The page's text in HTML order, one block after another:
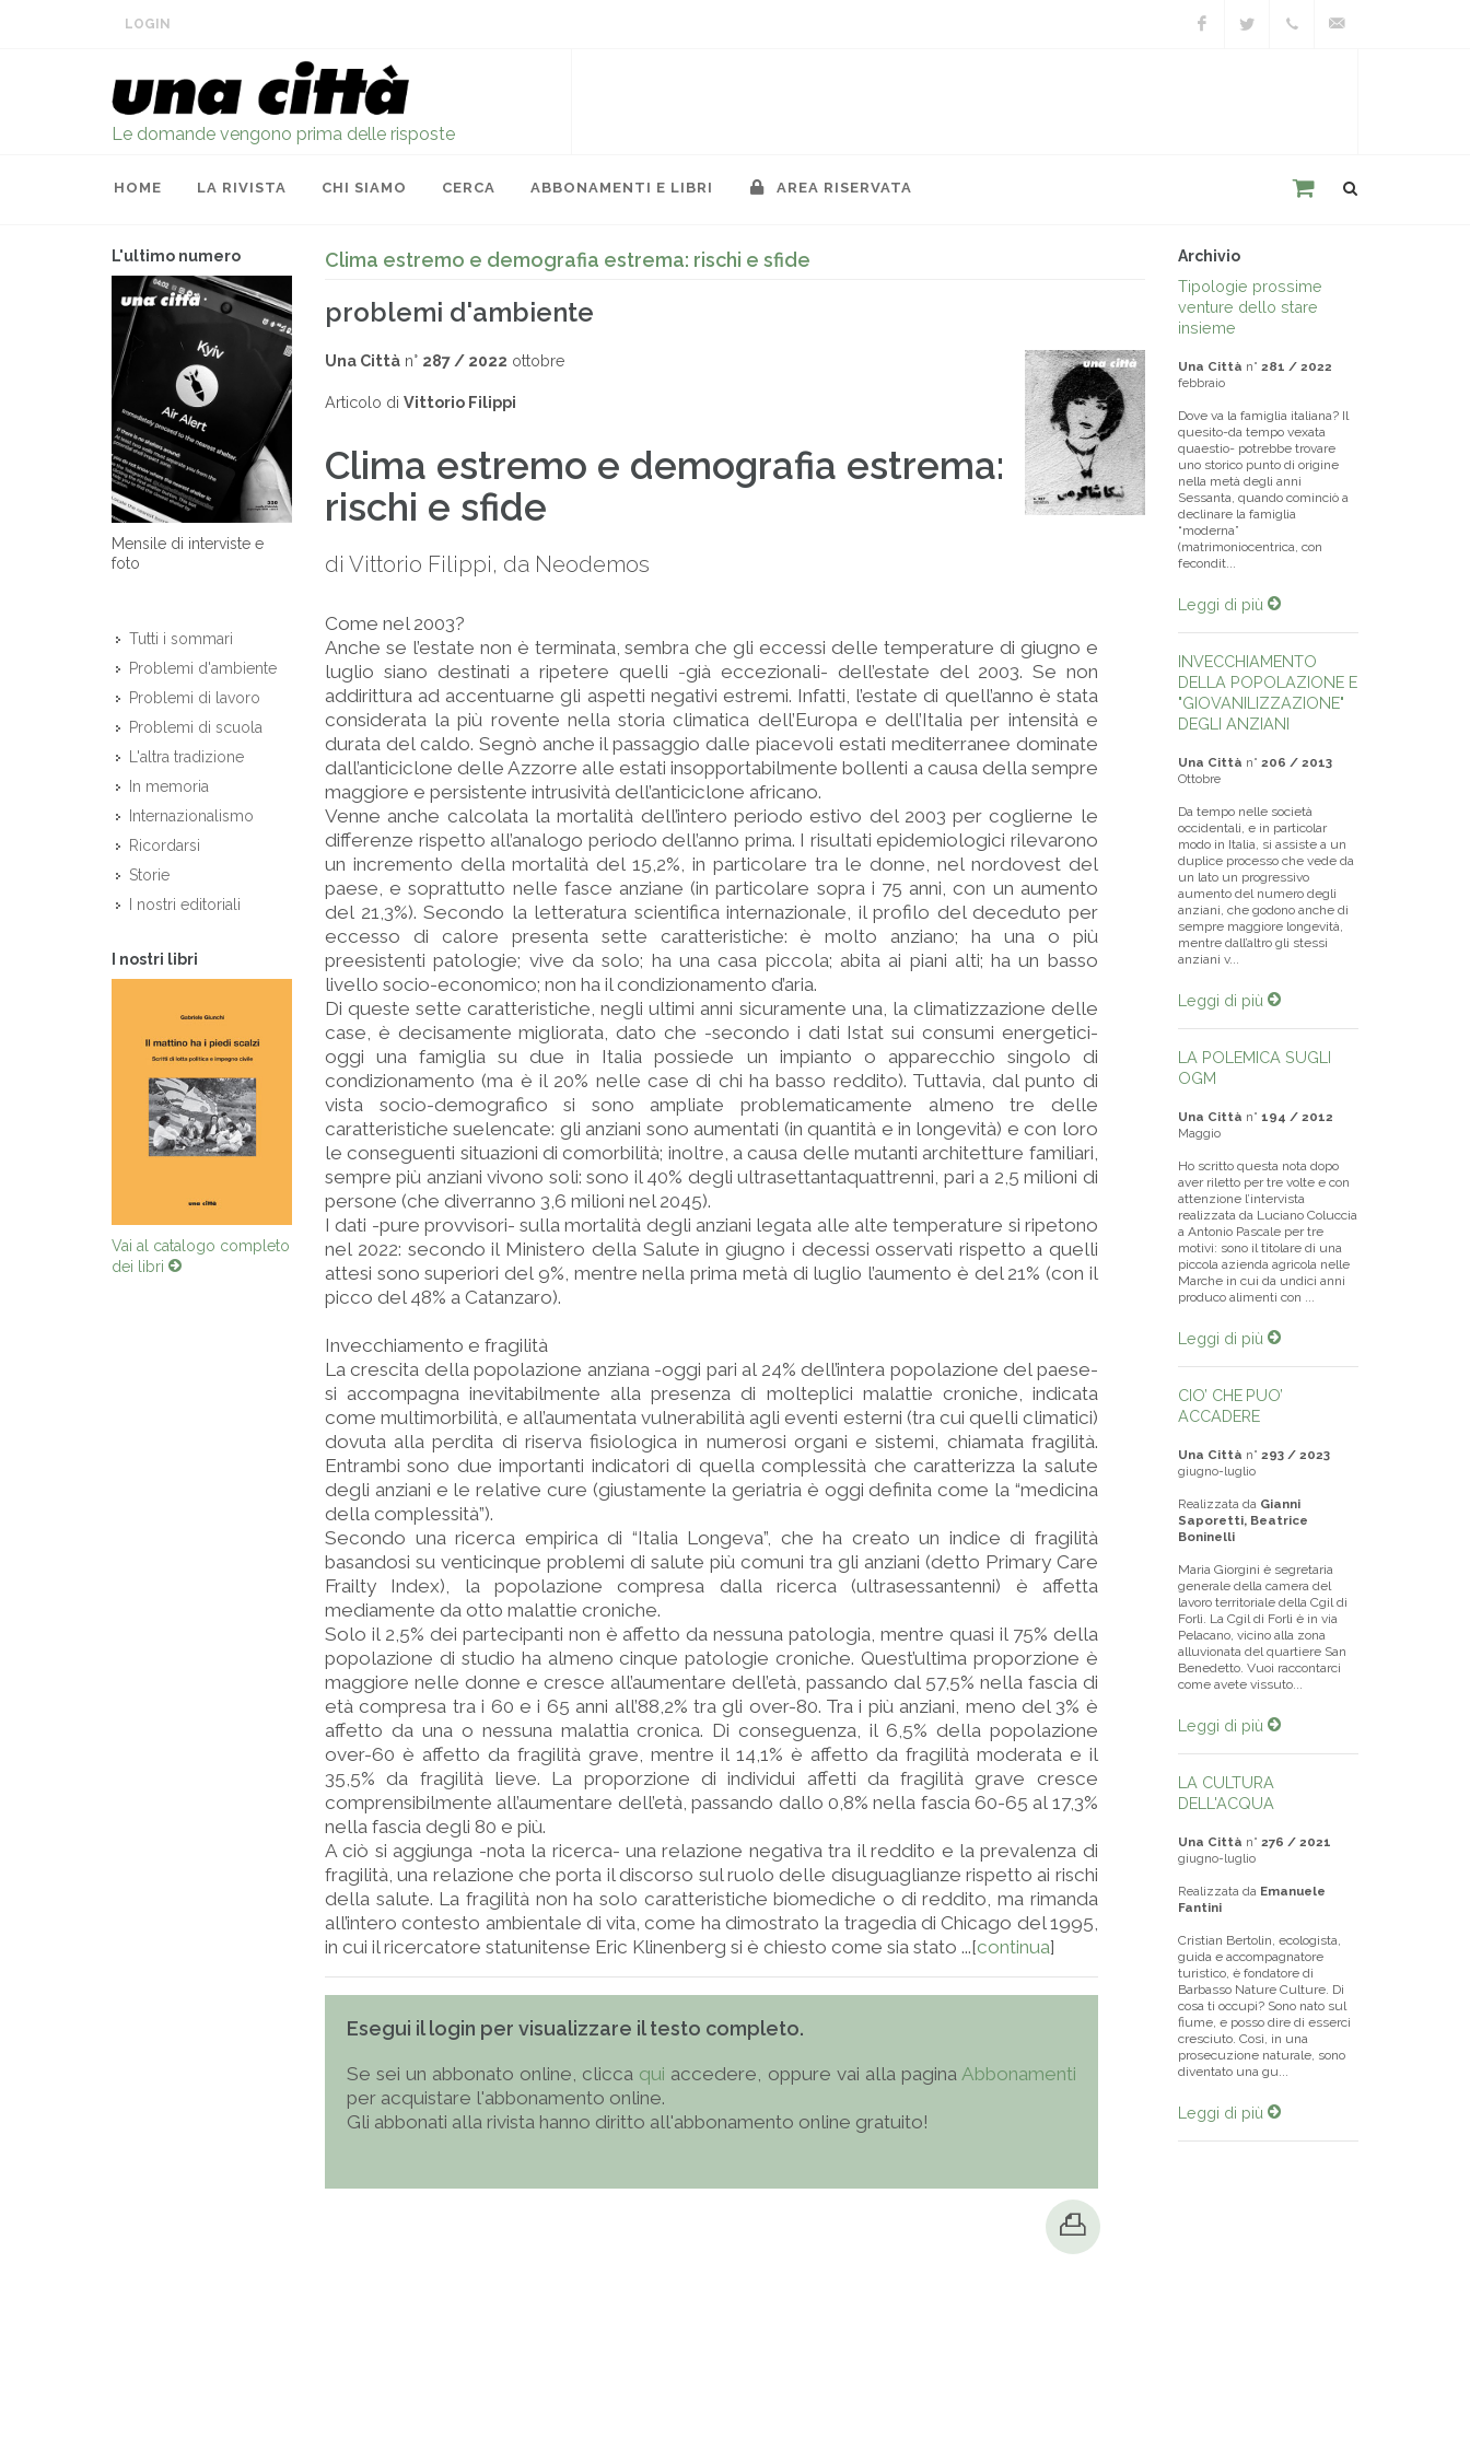
LOGIN
Le domande vengono prima delle risposte
HOME LA RIVISTA CHI SIAMO CERCA ABBONAMENTI E LIBRI AREA RISERVATA
L'ultimo numero
Mensile di interviste e
foto
Tutti i sommari
Problemi d'ambiente
Problemi di lavoro
Problemi di scuola
L'altra tradizione
In memoria
Internazionalismo
Ricordarsi
Storie
I nostri editoriali
I nostri libri
Vai al catalogo completo
dei libri
Clima estremo e demografia estrema: rischi e sfide
problemi d'ambiente
Una Città n° 287 / 2022 ottobre
Articolo di Vittorio Filippi
Clima estremo e demografia estrema:
rischi e sfide
di Vittorio Filippi, da Neodemos
Come nel 2003?
Anche se l’estate non è terminata, sembra che gli eccessi delle temperature di giugno e
luglio siano destinati a ripetere quelli -già eccezionali- dell’estate del 2003. Se non
addirittura ad accentuarne gli aspetti negativi estremi. Infatti, l’estate di quell’anno è stata
considerata la più rovente nella storia climatica dell’Europa e dell’Italia per intensità e
durata del caldo. Segnò anche il passaggio dalle piacevoli estati mediterranee dominate
dall’anticiclone delle Azzorre alle estati insopportabilmente bollenti a causa della sempre
maggiore e persistente intrusività dell’anticiclone africano.
Venne anche calcolata la mortalità dell’intero periodo estivo del 2003 per coglierne le
differenze rispetto all’analogo periodo dell’anno prima. I risultati epidemiologici rilevarono
un incremento della mortalità del 15,2%, in particolare tra le donne, nel nordovest del
paese, e soprattutto nelle fasce anziane (in particolare sopra i 75 anni, con un aumento
del 21,3%). Secondo la letteratura scientifica internazionale, il profilo del deceduto per
eccesso di calore presenta sette caratteristiche: è molto anziano; ha una o più
preesistenti patologie; vive da solo; ha una casa piccola; abita ai piani alti; ha un basso
livello socio-economico; non ha il condizionamento d’aria.
Di queste sette caratteristiche, negli ultimi anni sicuramente una, la climatizzazione delle
case, è decisamente migliorata, dato che -secondo i dati Istat sui consumi energetici-
oggi una famiglia su due in Italia possiede un impianto o apparecchio singolo di
condizionamento (ma è il 20% nelle case di chi ha basso reddito). Tuttavia, dal punto di
vista socio-demografico si sono ampliate problematicamente almeno tre delle
caratteristiche suelencate: gli anziani sono aumentati (in quantità e in longevità) e con loro
le conseguenti situazioni di comorbilità; inoltre, a causa delle mutanti architetture familiari,
sempre più anziani vivono soli: sono il 40% degli ultrasettantaquattrenni, pari a 2,5 milioni di
persone (che diverranno 3,6 milioni nel 2045).
I dati -pure provvisori- sulla mortalità degli anziani legata alle alte temperature si ripetono
nel 2022: secondo il Ministero della Salute in giugno i decessi osservati rispetto a quelli
attesi sono superiori del 9%, mentre nella prima metà di luglio l’aumento è del 21% (con il
picco del 48% a Catanzaro).
Invecchiamento e fragilità
La crescita della popolazione anziana -oggi pari al 24% dell’intera popolazione del paese-
si accompagna inevitabilmente alla presenza di molteplici malattie croniche, indicata
come multimorbilità, e all’aumentata vulnerabilità agli eventi esterni (tra cui quelli climatici)
dovuta alla perdita di riserva fisiologica in numerosi organi e sistemi, chiamata fragilità.
Entrambi sono due importanti indicatori di quella complessità che caratterizza la salute
degli anziani e le relative cure (giustamente la geriatria è oggi definita come la “medicina
della complessità”).
Secondo una ricerca empirica di “Italia Longeva”, che ha creato un indice di fragilità
basandosi su venticinque problemi di salute più comuni tra gli anziani (detto Primary Care
Frailty Index), la popolazione compresa dalla ricerca (ultrasessantenni) è affetta
mediamente da otto malattie croniche.
Solo il 2,5% dei partecipanti non è affetto da nessuna patologia, mentre quasi il 75% della
popolazione di studio ha almeno cinque patologie croniche. Quest’ultima proporzione è
maggiore nelle donne e cresce all’aumentare dell’età, passando dal 57,5% nella fascia di
età compresa tra i 60 e i 65 anni all’88,2% tra gli over-80. Tra i più anziani, meno del 3% è
affetto da una o nessuna malattia cronica. Di conseguenza, il 6,5% della popolazione
over-60 è affetto da fragilità grave, mentre il 14,1% è affetto da fragilità moderata e il
35,5% da fragilità lieve. La proporzione di individui affetti da fragilità grave cresce
comprensibilmente all’aumentare dell’età, passando dallo 0,8% nella fascia 60-65 al 17,3%
nella fascia degli 80 e più.
A ciò si aggiunga -nota la ricerca- una relazione negativa tra il reddito e la prevalenza di
fragilità, una relazione che porta il discorso sul ruolo delle disuguaglianze rispetto ai rischi
della salute. La fragilità non ha solo caratteristiche biomediche o di reddito, ma rimanda
all’intero contesto ambientale di vita, come ha dimostrato la tragedia di Chicago del 1995,
in cui il ricercatore statunitense Eric Klinenberg si è chiesto come sia stato ...[continua]
Esegui il login per visualizzare il testo completo.
Se sei un abbonato online, clicca qui accedere, oppure vai alla pagina Abbonamenti
per acquistare l'abbonamento online.
Gli abbonati alla rivista hanno diritto all'abbonamento online gratuito!
Archivio
Tipologie prossime
venture dello stare
insieme
Una Città n° 281 / 2022
febbraio
Dove va la famiglia italiana? Il
quesito-da tempo vexata
quaestio- potrebbe trovare
uno storico punto di origine
nella metà degli anni
Sessanta, quando cominciò a
declinare la famiglia
“moderna”
(matrimoniocentrica, con
fecondit...
Leggi di più
INVECCHIAMENTO
DELLA POPOLAZIONE E
"GIOVANILIZZAZIONE"
DEGLI ANZIANI
Una Città n° 206 / 2013
Ottobre
Da tempo nelle società
occidentali, e in particolar
modo in Italia, si assiste a un
duplice processo che vede da
un lato un progressivo
aumento del numero degli
anziani, che godono anche di
sempre maggiore longevità,
mentre dall’altro gli stessi
anziani v...
Leggi di più
LA POLEMICA SUGLI
OGM
Una Città n° 194 / 2012
Maggio
Ho scritto questa nota dopo
aver riletto per tre volte e con
attenzione l’intervista
realizzata da Luciano Coluccia
a Antonio Pascale per tre
motivi: sono il titolare di una
piccola azienda agricola nelle
Marche in cui da undici anni
produco alimenti con ...
Leggi di più
CIO’ CHE PUO’
ACCADERE
Una Città n° 293 / 2023
giugno-luglio
Realizzata da Gianni
Saporetti, Beatrice
Boninelli
Maria Giorgini è segretaria
generale della camera del
lavoro territoriale della Cgil di
Forlì. La Cgil di Forlì è in via
Pelacano, vicino alla zona
alluvionata del quartiere San
Benedetto. Vuoi raccontarci
come avete vissuto...
Leggi di più
LA CULTURA
DELL'ACQUA
Una Città n° 276 / 2021
giugno-luglio
Realizzata da Emanuele
Fantini
Cristian Bertolin, ecologista,
guida e accompagnatore
turistico, è fondatore di
Barbasso Nature Culture. Di
cosa ti occupi? Sono nato sul
fiume, e posso dire di esserci
cresciuto. Così, in una
prosecuzione naturale, sono
diventato una gu...
Leggi di più